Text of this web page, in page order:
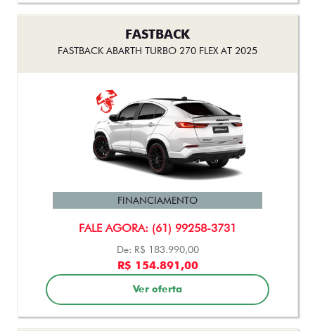
FASTBACK
FASTBACK ABARTH TURBO 270 FLEX AT 2025
FALE AGORA: (61) 99258-3731
FINANCIAMENTO
De: R$ 183.990,00
R$ 154.891,00
Ver oferta